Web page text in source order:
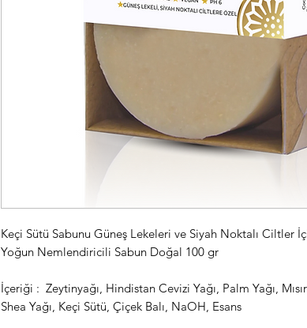
Keçi Sütü Sabunu Güneş Lekeleri ve Siyah Noktalı Ciltler
Yoğun Nemlendiricili Sabun Doğal 100 gr
İçeriği : Zeytinyağı, Hindistan Cevizi Yağı, Palm Yağı,
Shea Yağı, Keçi Sütü, Çiçek Balı, NaOH, Esans